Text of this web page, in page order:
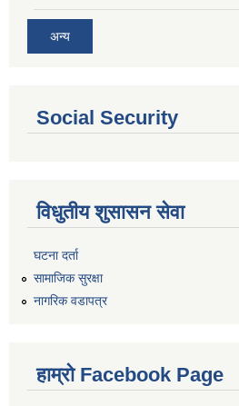
अन्य
Social Security
विधुतीय शुसासन सेवा
घटना दर्ता
सामाजिक सुरक्षा
नागरिक वडापत्र
हाम्रो Facebook Page